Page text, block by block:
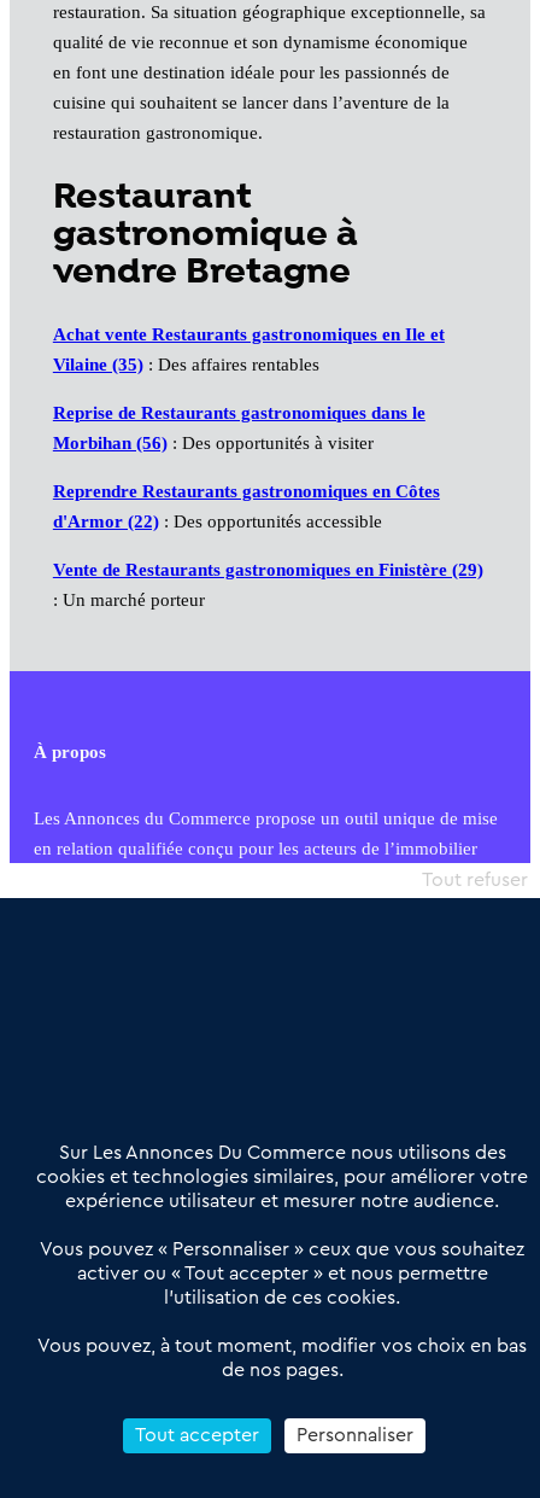
restauration. Sa situation géographique exceptionnelle, sa
qualité de vie reconnue et son dynamisme économique
en font une destination idéale pour les passionnés de
cuisine qui souhaitent se lancer dans l’aventure de la
restauration gastronomique.
Restaurant
gastronomique à
vendre Bretagne
Achat vente Restaurants gastronomiques en Ile et
Vilaine (35): Des affaires rentables
Reprise de Restaurants gastronomiques dans le
Morbihan (56): Des opportunités à visiter
Reprendre Restaurants gastronomiques en Côtes
d'Armor (22): Des opportunités accessible
Vente de Restaurants gastronomiques en Finistère (29)
: Un marché porteur
À propos
Les Annonces du Commerce propose un outil unique de mise
en relation qualifiée conçu pour les acteurs de l’immobilier
commercial et les collectivités territoriales, simple et intégrant
Offres Pro
Actualités
Qui sommes nous ?
Derniers articles
Réseau 3C : un partenaire national dédié aux transactions
Petitscommerces : Un partenariat au service du commerce de
proximité et des territoires
Reprendre un Restaurant Rapide
Sur Les Annonces Du Commerce nous utilisons des
cookies et technologies similaires, pour améliorer votre
expérience utilisateur et mesurer notre audience.
Vous pouvez « Personnaliser » ceux que vous souhaitez
activer ou « Tout accepter » et nous permettre
l’utilisation de ces cookies.
Vous pouvez, à tout moment, modifier vos choix en bas
de nos pages.
Tout accepter
Tout refuser
Personnaliser